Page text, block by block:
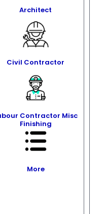
Architect
Civil Contractor
Contractor Misc
Finishing
More